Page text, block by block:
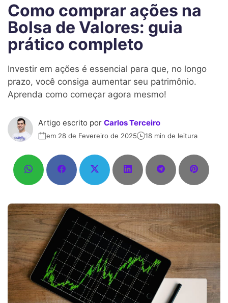
Como comprar ações na
Bolsa de Valores: guia
prático completo
Investir em ações é essencial para que, no longo
prazo, você consiga aumentar seu patrimônio.
Aprenda como começar agora mesmo!
Artigo escrito por Carlos Terceiro
em 28 de Fevereiro de 2025 18 min de leitura